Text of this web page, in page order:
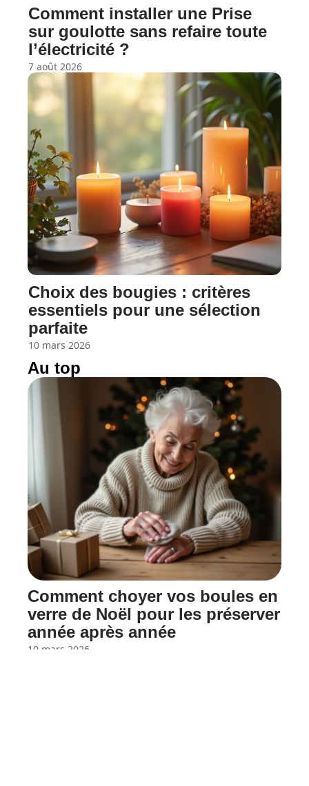
Comment installer une Prise
sur goulotte sans refaire toute
l’électricité ?
7 août 2026
Choix des bougies : critères
essentiels pour une sélection
parfaite
10 mars 2026
Au top
Comment choyer vos boules en
verre de Noël pour les préserver
année après année
10 mars 2026